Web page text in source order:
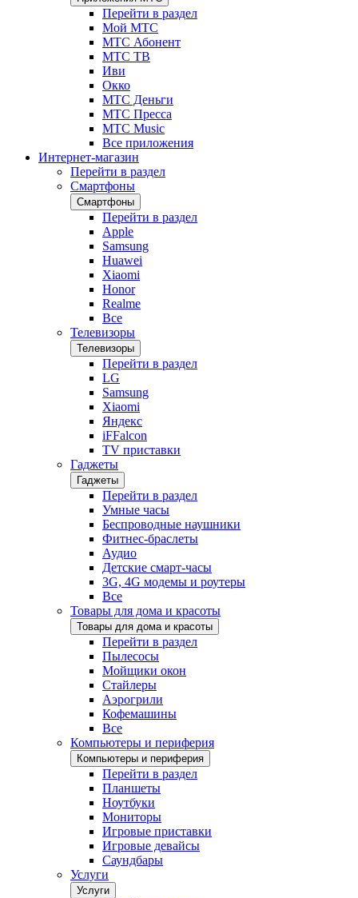
Перейти в раздел
Мой МТС
МТС Абонент
МТС ТВ
Иви
Окко
МТС Деньги
МТС Пресса
МТС Music
Все приложения
Интернет-магазин
Перейти в раздел
Смартфоны
Смартфоны
Перейти в раздел
Apple
Samsung
Huawei
Xiaomi
Honor
Realme
Все
Телевизоры
Телевизоры
Перейти в раздел
LG
Samsung
Xiaomi
Яндекс
iFFalcon
TV приставки
Гаджеты
Гаджеты
Перейти в раздел
Умные часы
Беспроводные наушники
Фитнес-браслеты
Аудио
Детские смарт-часы
3G, 4G модемы и роутеры
Все
Товары для дома и красоты
Товары для дома и красоты
Перейти в раздел
Пылесосы
Мойщики окон
Стайлеры
Аэрогрили
Кофемашины
Все
Компьютеры и периферия
Компьютеры и периферия
Перейти в раздел
Планшеты
Ноутбуки
Мониторы
Игровые приставки
Игровые девайсы
Саундбары
Услуги
Услуги